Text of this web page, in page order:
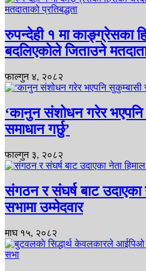
रुपन्देही १ मा काङ्ग्रेसका
बदलिएकोले जिताउने
फाल्गुन ४, २०८२
‘कानुन संशोधन गरेर
समाधान गर्छु’
फाल्गुन ३, २०८२
संगठन र संघर्ष बाट उदाएका
सभामा उम्मेदवार
माघ १५, २०८२